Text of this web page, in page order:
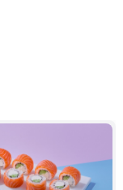
Лук Красный